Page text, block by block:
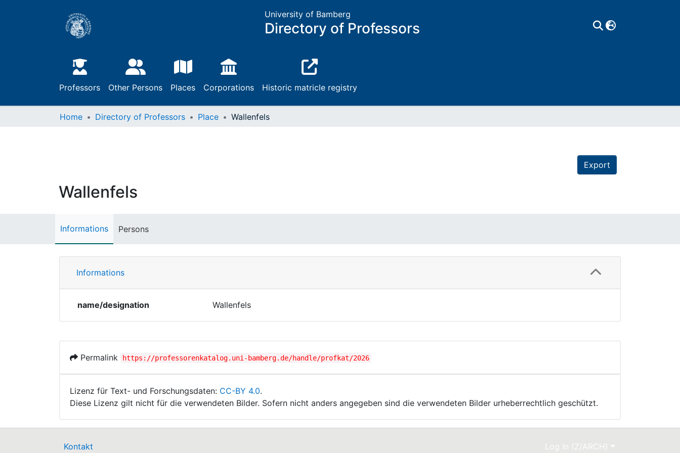
University of Bamberg
Directory of Professors
Professors Other Persons Places Corporations Historic matricle registry
Home Directory of Professors Place Wallenfels
Export
Wallenfels
Informations Persons
Informations
name/designation Wallenfels
Permalink https://professorenkatalog.uni-bamberg.de/handle/profkat/2026
Lizenz für Text- und Forschungsdaten: CC-BY 4.0.
Diese Lizenz gilt nicht für die verwendeten Bilder. Sofern nicht anders angegeben sind die verwendeten Bilder urheberrechtlich geschützt.
Kontakt Log In (Z/ARCH)